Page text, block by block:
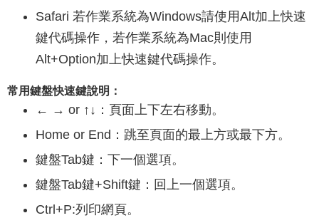
Safari 若作業系統為Windows請使用Alt加上快速
鍵代碼操作，若作業系統為Mac則使用
Alt+Option加上快速鍵代碼操作。
常用鍵盤快速鍵說明：
← → or ↑↓：頁面上下左右移動。
Home or End：跳至頁面的最上方或最下方。
鍵盤Tab鍵：下一個選項。
鍵盤Tab鍵+Shift鍵：回上一個選項。
Ctrl+P:列印網頁。